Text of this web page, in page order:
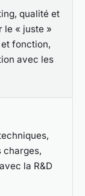
qualité et
le « juste »
fonction,
avec les
charges,
la R&D